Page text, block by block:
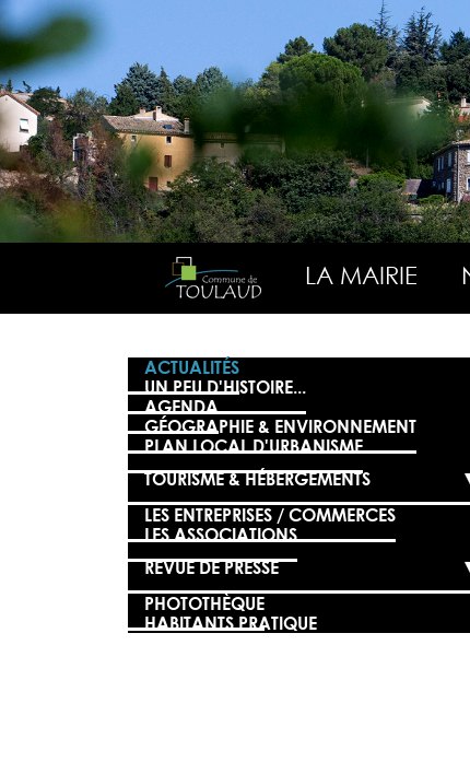
LA MAIRIE
ACTUALITÉS
UN PEU D'HISTOIRE...
AGENDA
GÉOGRAPHIE & ENVIRONNEMENT
PLAN LOCAL D'URBANISME
TOURISME & HÉBERGEMENTS
LES ENTREPRISES / COMMERCES
LES ASSOCIATIONS
REVUE DE PRESSE
PHOTOTHÈQUE
HABITANTS PRATIQUE